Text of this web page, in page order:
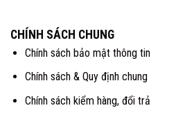
CHÍNH SÁCH CHUNG
Chính sách bảo mật thông tin
Chính sách & Quy định chung
Chính sách kiểm hàng, đổi trả